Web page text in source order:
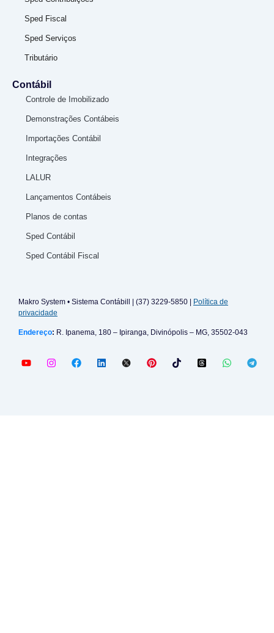
Sped Fiscal
Sped Serviços
Tributário
Contábil
Controle de Imobilizado
Demonstrações Contábeis
Importações Contábil
Integrações
LALUR
Lançamentos Contábeis
Planos de contas
Sped Contábil
Sped Contábil Fiscal
Makro System • Sistema Contábill | (37) 3229-5850 | Política de
privacidade
Endereço: R. Ipanema, 180 – Ipiranga, Divinópolis – MG, 35502-043